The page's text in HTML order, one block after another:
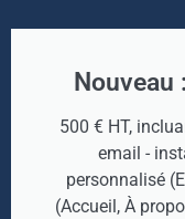
500 € HT,
email -
personnalisé
(Accueil, À